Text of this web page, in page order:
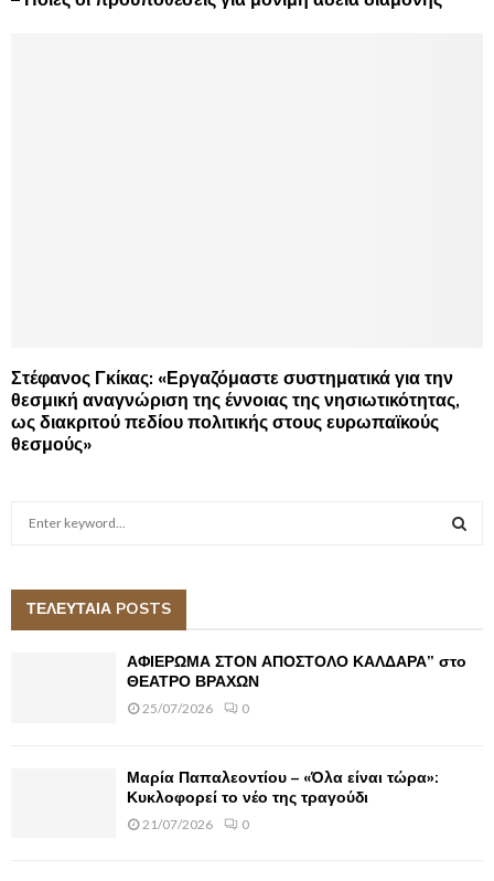
Στέφανος Γκίκας: «Εργαζόμαστε συστηματικά για την
θεσμική αναγνώριση της έννοιας της νησιωτικότητας,
ως διακριτού πεδίου πολιτικής στους ευρωπαϊκούς
θεσμούς»
h
A
ΤΕΛΕΥΤΑΙΑ POSTS
ΑΦΙΕΡΩΜΑ ΣΤΟΝ ΑΠΟΣΤΟΛΟ ΚΑΛΔΑΡΑ” στο
ΘΕΑΤΡΟ ΒΡΑΧΩΝ
25/07/2026 0
Μαρία Παπαλεοντίου – «Όλα είναι τώρα»:
Κυκλοφορεί το νέο της τραγούδι
21/07/2026 0